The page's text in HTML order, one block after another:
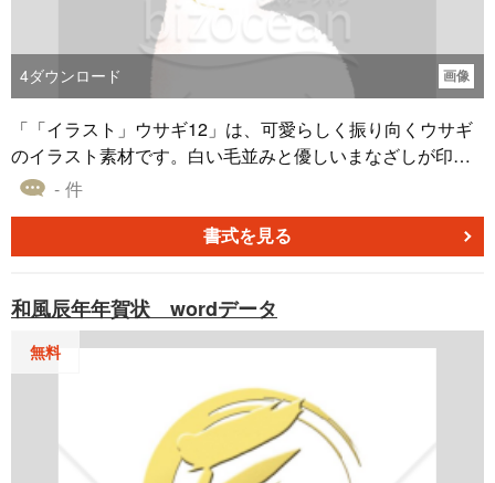
4ダウンロード 画像
「「イラスト」ウサギ12」は、可愛らしく振り向くウサギ
のイラスト素材です。白い毛並みと優しいまなざしが印象
的です。新しい年の幕開けや特別なイベントのデザインに
め、ワードやPowerPointなどのソフトウェアで簡単に利用
できます。挨拶状やメッセージカードのワンポイントとし
- 件
書式を見る
和風辰年年賀状 wordデータ
無料